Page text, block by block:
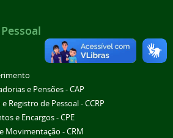
e Pensões - CAP
Registro de Pessoal - CCRP
e Encargos - CPE
Movimentação - CRM